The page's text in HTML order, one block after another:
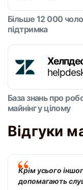
Більше 12 000
підтримка
База знань про
майнінг у цілому
Відгуки
Крім усього
допомагають